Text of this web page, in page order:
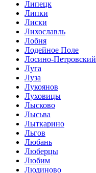
Липецк
Липки
Лиски
Лихославль
Лобня
Лодейное Поле
Лосино-Петровский
Луга
Луза
Лукоянов
Луховицы
Лысково
Лысьва
Лыткарино
Льгов
Любань
Люберцы
Любим
Людиново